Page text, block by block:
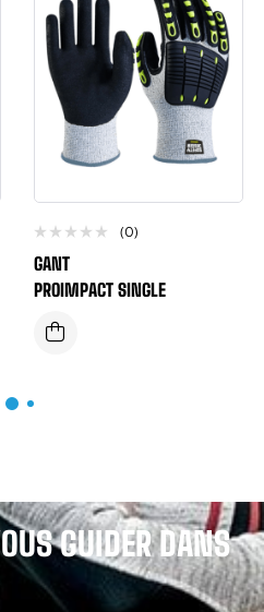
(0)
GANT
PROIMPACT SINGLE
GUIDER DANS